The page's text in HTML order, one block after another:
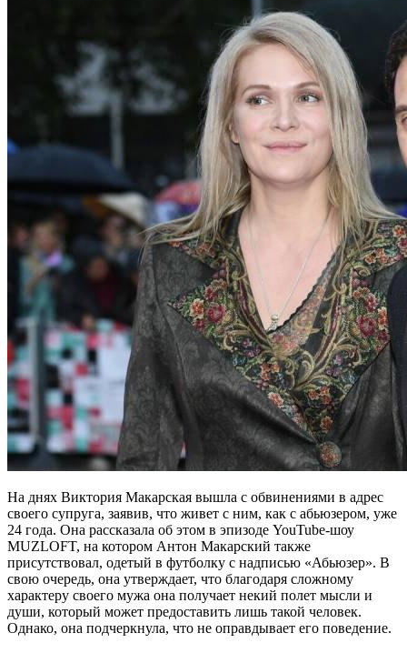
На днях Виктория Макарская вышла с обвинениями в адрес
своего супруга, заявив, что живет с ним, как с абьюзером, уже
24 года. Она рассказала об этом в эпизоде YouTube-шоу
MUZLOFT, на котором Антон Макарский также
присутствовал, одетый в футболку с надписью «Абьюзер». В
свою очередь, она утверждает, что благодаря сложному
характеру своего мужа она получает некий полет мысли и
души, который может предоставить лишь такой человек.
Однако, она подчеркнула, что не оправдывает его поведение.